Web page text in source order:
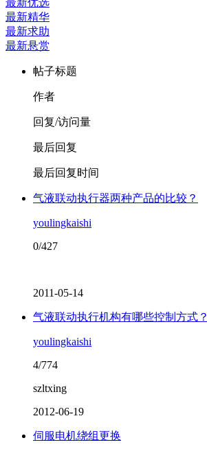
最新优选
最新精华
最新求助
最新悬赏
帖子标题
作者
回复/访问量
最后回复
最后回复时间
气液联动执行器两种产品的比较？
youlingkaishi
0/427
2011-05-14
气液联动执行机构有哪些控制方式？
youlingkaishi
4/774
szltxing
2012-06-19
伺服电机绕组更换